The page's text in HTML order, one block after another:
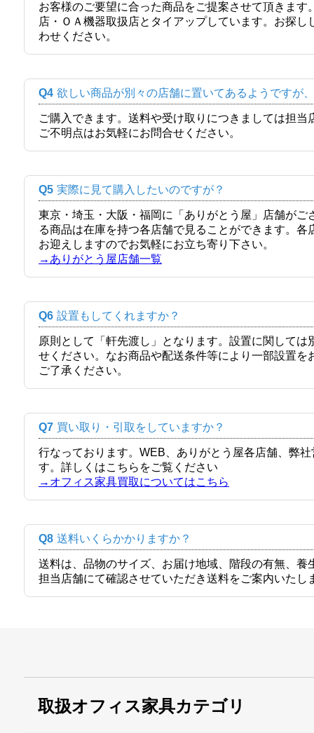
お客様のご要望に合った商品をご提案させて頂きま
店・ＯＡ機器取扱店とタイアップしています。お探
わせください。
Q4 欲しい商品が別々の店舗に置いてあるようですが
ご購入できます。送料や受け取りにつきましては担
ご不明点はお気軽にお問合せください。
Q5 実際に見て購入したいのですが？
東京・埼玉・大阪・福岡に「ありがとう屋」店舗が
る商品は在庫を持つ各店舗で見ることができます。
お迎えしますのでお気軽にお立ち寄り下さい。
→ありがとう屋店舗一覧
Q6 設置もしてくれますか？
原則として「軒先渡し」となります。設置に関して
せください。なお商品や配送条件等により一部設置
ご了承ください。
Q7 買い取り・引取をしていますか？
行なっております。WEB、ありがとう屋各店舗、弊
す。詳しくはこちらをご覧ください
→オフィス家具買取についてはこちら
Q8 送料いくらかかりますか？
送料は、品物のサイズ、お届け地域、階段の有無、
担当店舗にて確認させていただき送料をご案内いたし
取扱オフィス家具カテゴリ